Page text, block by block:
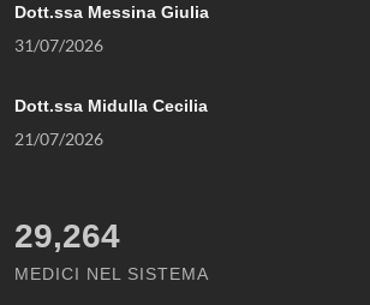
Dott.ssa Messina Giulia
31/07/2026
Dott.ssa Midulla Cecilia
21/07/2026
29,264
MEDICI NEL SISTEMA